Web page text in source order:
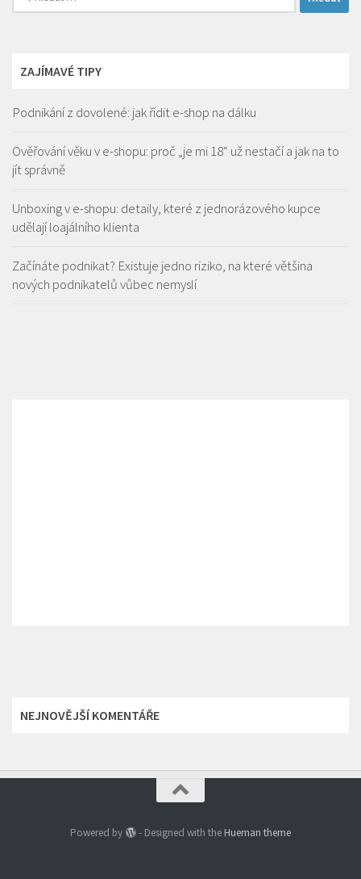
ZAJÍMAVÉ TIPY
Podnikání z dovolené: jak řídit e-shop na dálku
Ověřování věku v e-shopu: proč „je mi 18“ už nestačí a jak na to
jít správně
Unboxing v e-shopu: detaily, které z jednorázového kupce
udělají loajálního klienta
Začínáte podnikat? Existuje jedno riziko, na které většina
nových podnikatelů vůbec nemyslí
NEJNOVĚJŠÍ KOMENTÁŘE
Powered by - Designed with the Hueman theme